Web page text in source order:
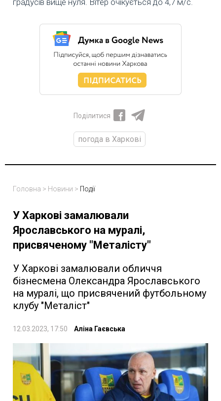
Поділитися
погода в Харкові
Головна > Новини > Події
У Харкові замалювали
Ярославського на муралі,
присвяченому "Металісту"
У Харкові замалювали обличчя
бізнесмена Олександра Ярославського
на муралі, що присвячений футбольному
клубу "Металіст"
12.03.2023, 17:50 Аліна Гаєвська